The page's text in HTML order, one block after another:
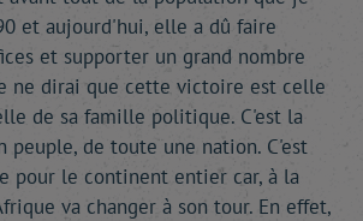
et aujourd'hui, elle a dû faire
et supporter un grand nombre
ne dirai que cette victoire est celle
de sa famille politique. C'est la
de toute une nation. C'est
pour le continent entier car, à la
va changer à son tour. En effet,